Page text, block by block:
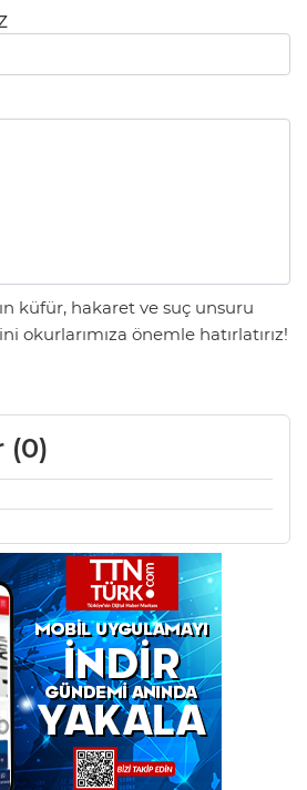
küfür, hakaret ve suç unsuru
okurlarımıza önemle hatırlatırız!
(0)